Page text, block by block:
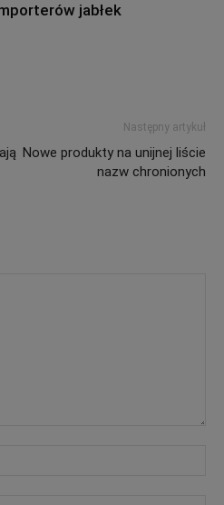
jabłek
Następny artykuł
Nowe produkty na unijnej liście
nazw chronionych